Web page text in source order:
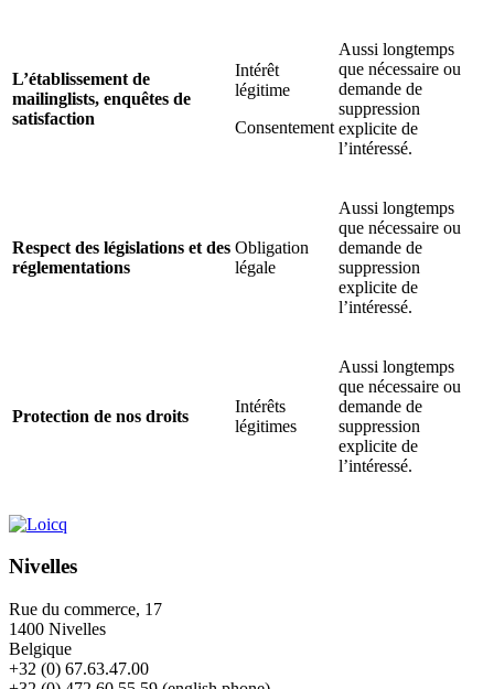
L’établissement de
mailinglists, enquêtes de
satisfaction
Intérêt
légitime
Consentement
Aussi longtemps
que nécessaire ou
demande de
suppression
explicite de
l’intéressé.
Respect des législations et des
réglementations
Obligation
légale
Aussi longtemps
que nécessaire ou
demande de
suppression
explicite de
l’intéressé.
Protection de nos droits
Intérêts
légitimes
Aussi longtemps
que nécessaire ou
demande de
suppression
explicite de
l’intéressé.
Nivelles
Rue du commerce, 17
1400 Nivelles
Belgique
+32 (0) 67.63.47.00